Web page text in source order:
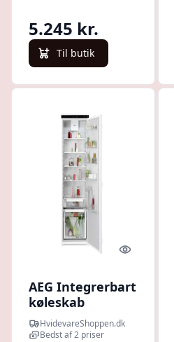
5.245 kr.
Til butik
Quick look
AEG Integrerbart
køleskab
TK6DS181ES - 2+2
års garanti
HvidevareShoppen.dk
Bedst af 2 priser